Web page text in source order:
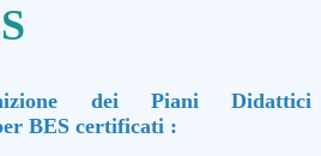
dei Piani Didattici
BES certificati :